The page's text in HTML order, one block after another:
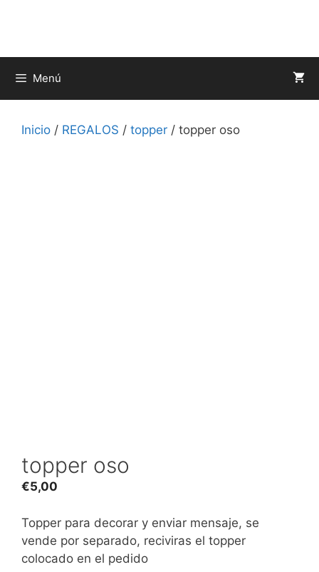
Menú
Inicio / REGALOS / topper / topper oso
topper oso
€5,00
Topper para decorar y enviar mensaje, se
vende por separado, reciviras el topper
colocado en el pedido